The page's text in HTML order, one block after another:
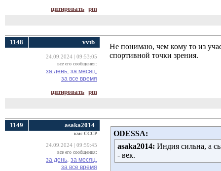
цитировать pm
1148 vvtb
24.09.2024 | 09:53:05
все его сообщения:
за день, за месяц,
за все время
цитировать pm
Не понимаю, чем кому то из
спортивной точки зрения.
1149 asaka2014
кмс СССР
24.09.2024 | 09:59:45
все его сообщения:
за день, за месяц,
за все время
ODESSA:
asaka2014: Индия сильна, а
- век.